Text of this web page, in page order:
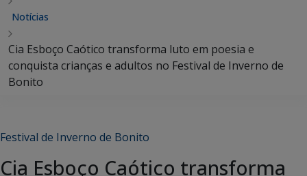
Notícias
Cia Esboço Caótico transforma luto em poesia e
conquista crianças e adultos no Festival de Inverno de
Bonito
Festival de Inverno de Bonito
Cia Esboço Caótico transforma